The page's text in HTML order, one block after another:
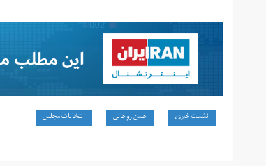
نشست خبری حسن روحانی انتخابات مجلس